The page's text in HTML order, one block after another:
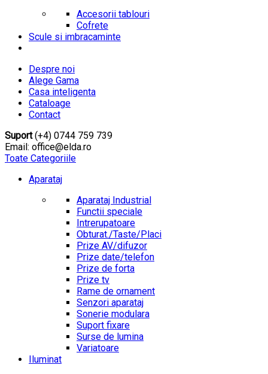
Accesorii tablouri
Cofrete
Scule si imbracaminte
Despre noi
Alege Gama
Casa inteligenta
Cataloage
Contact
Suport(+4) 0744 759 739
Email: office@elda.ro
Toate Categoriile
Aparataj
Aparataj Industrial
Functii speciale
Intrerupatoare
Obturat./Taste/Placi
Prize AV/difuzor
Prize date/telefon
Prize de forta
Prize tv
Rame de ornament
Senzori aparataj
Sonerie modulara
Suport fixare
Surse de lumina
Variatoare
Iluminat